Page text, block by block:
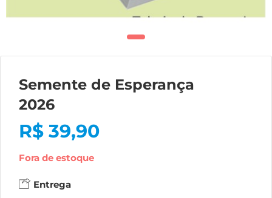
Semente de Esperança
2026
R$ 39,90
Fora de estoque
Entrega